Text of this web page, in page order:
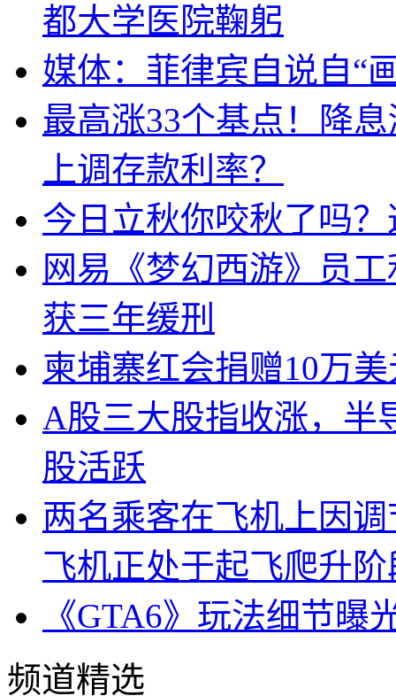
都大学医院鞠躬
媒体：菲律宾自说自“
最高涨33个基点！降
上调存款利率？
今日立秋你咬秋了吗
网易《梦幻西游》员
获三年缓刑
柬埔寨红会捐赠10万
A股三大股指收涨，半
股活跃
两名乘客在飞机上因
飞机正处于起飞爬升阶
《GTA6》玩法细节
频道精选